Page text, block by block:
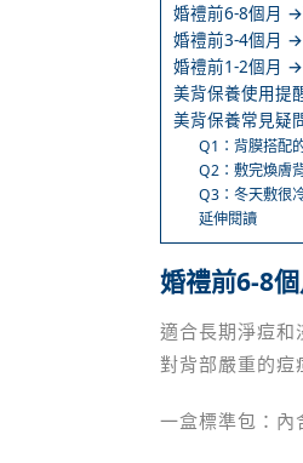
婚禮前6-8個月
婚禮前3-4個月
婚禮前1-2個月
美背保養使用提
美背保養常見疑
Q1：背膜搭配
Q2：敷完煥膚
Q3：冬天敷很
延伸閱讀
婚禮前6-8
適合長期淨痘和
對背部嚴重的痘
一盒標準包：